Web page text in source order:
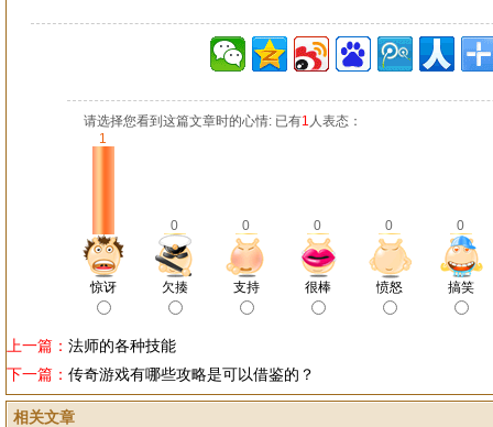
请选择您看到这篇文章时的心情: 已有1 人表态：
1
0 0 0 0 0
惊讶 欠揍 支持 很棒 愤怒 搞笑
上一篇： 法师的各种技能
下一篇： 传奇游戏有哪些攻略是可以借鉴的？
相关文章